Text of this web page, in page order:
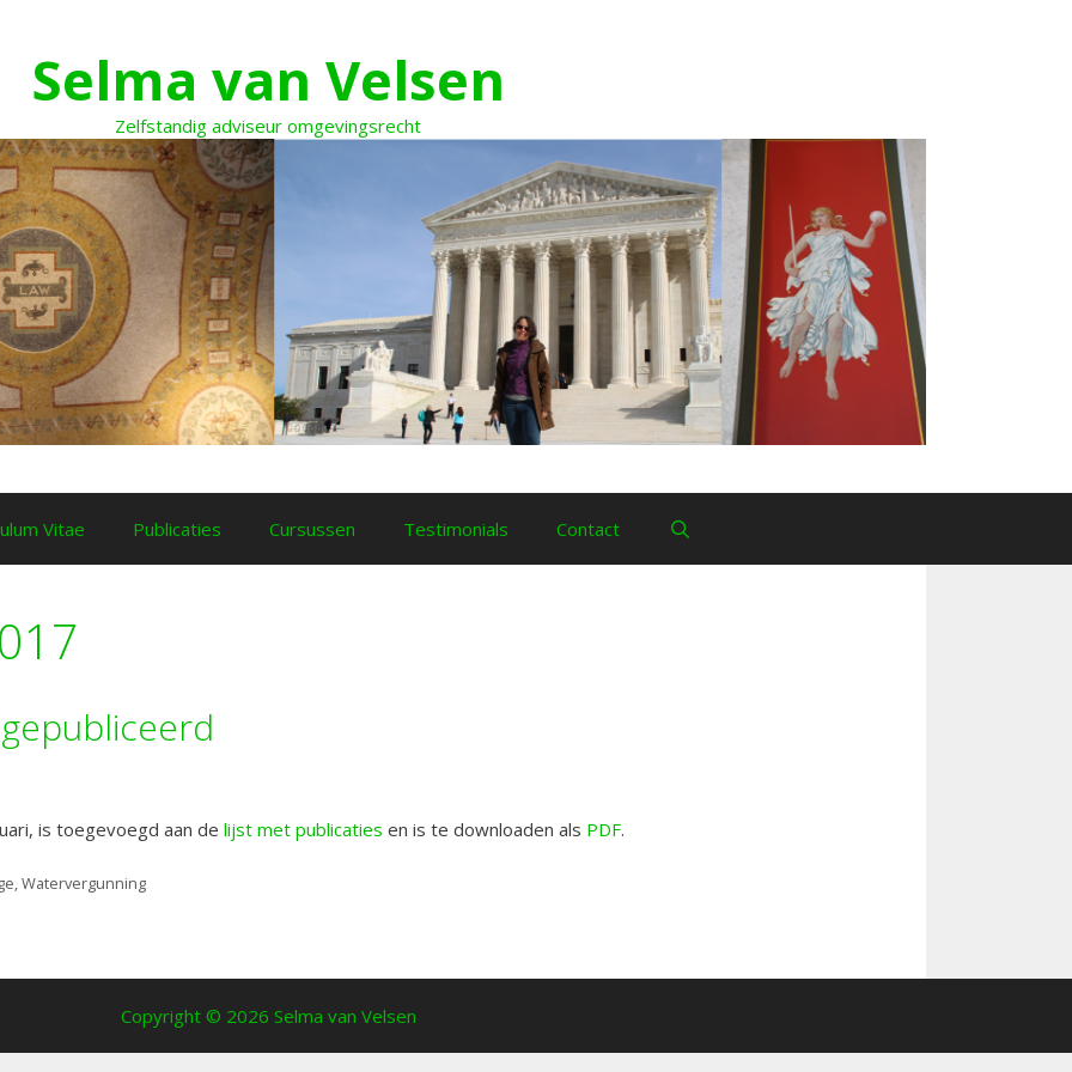
Selma van Velsen
Zelfstandig adviseur omgevingsrecht
Vitae Publicaties Cursussen Testimonials Contact
is toegevoegd aan de lijst met publicaties en is te downloaden als PDF.
,Watervergunning
Copyright © 2026 Selma van Velsen